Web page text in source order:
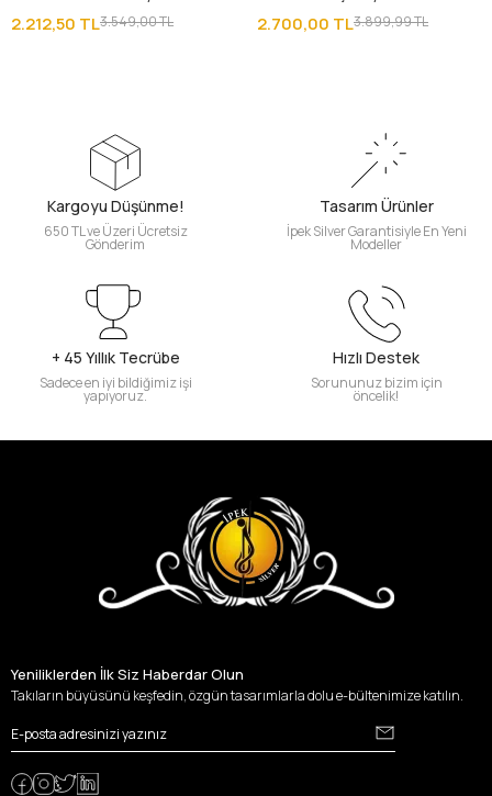
2.212,50 TL3.549,00 TL 2.700,00 TL3.899,99 TL
Kargoyu Düşünme!
650 TL ve Üzeri Ücretsiz
Gönderim
Tasarım Ürünler
İpek Silver Garantisiyle En Yeni
Modeller
+ 45 Yıllık Tecrübe
Sadece en iyi bildiğimiz işi
yapıyoruz.
Hızlı Destek
Sorununuz bizim için
öncelik!
Yeniliklerden İlk Siz Haberdar Olun
Takıların büyüsünü keşfedin, özgün tasarımlarla dolu e-bültenimize katılın.